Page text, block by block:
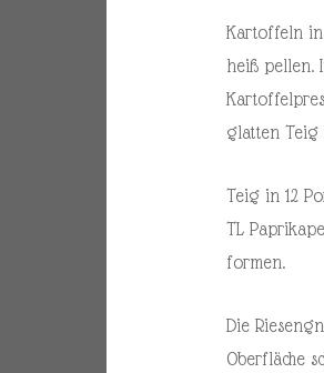
Kartoffeln in
heiß pellen.
glatten Teig
Teig in 12
TL
formen.
Die
Oberfläche